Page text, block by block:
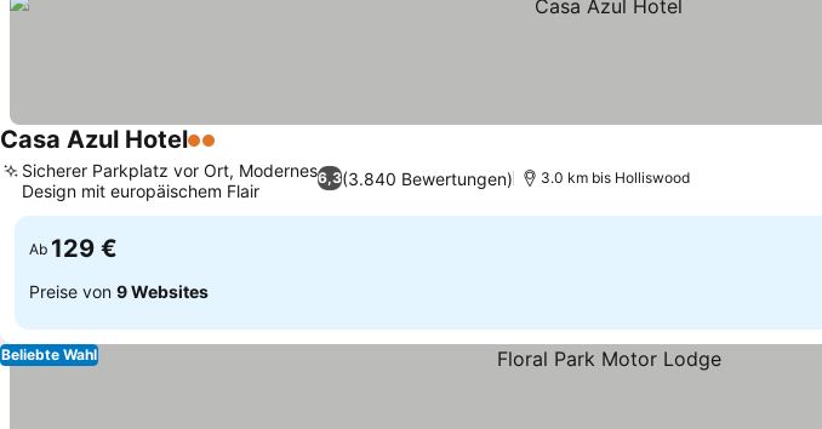
Casa Azul Hotel2 Sterne
6,3(3.840 Bewertungen)
Sicherer Parkplatz vor Ort, Modernes
Design mit europäischem Flair
3.0 km bis Holliswood
Ab 129 €
Preise von 9 Websites
Beliebte Wahl